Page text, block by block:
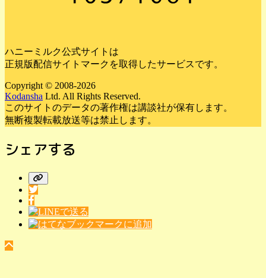
ハニーミルク公式サイトは
正規版配信サイトマークを取得したサービスです。
Copyright © 2008-2026
Kodansha Ltd. All Rights Reserved.
このサイトのデータの著作権は講談社が保有します。
無断複製転載放送等は禁止します。
シェアする